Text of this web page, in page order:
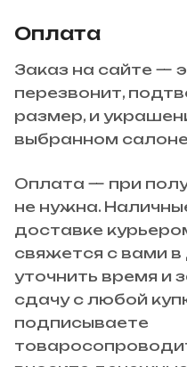
Оплата
Заказ на сайте —
перезвонит,
размер, и
выбранном
Оплата — при
не нужна.
доставке
свяжется с вами
уточнить время и
сдачу с любой
подписываете